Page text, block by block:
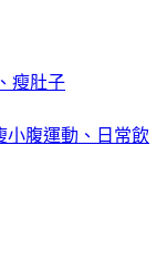
瘦肚子
小腹運動、日常飲